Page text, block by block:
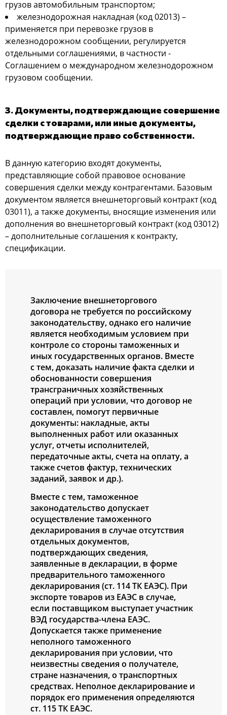
грузов автомобильным транспортом;
железнодорожная накладная (код 02013) –
применяется при перевозке грузов в
железнодорожном сообщении, регулируется
отдельными соглашениями, в частности -
Соглашением о международном железнодорожном
грузовом сообщении.
3. Документы, подтверждающие совершение
сделки с товарами, или иные документы,
подтверждающие право собственности.
В данную категорию входят документы,
представляющие собой правовое основание
совершения сделки между контрагентами. Базовым
документом является внешнеторговый контракт (код
03011), а также документы, вносящие изменения или
дополнения во внешнеторговый контракт (код 03012)
– дополнительные соглашения к контракту,
спецификации.
Заключение внешнеторгового
договора не требуется по российскому
законодательству, однако его наличие
является необходимым условием при
контроле со стороны таможенных и
иных государственных органов. Вместе
с тем, доказать наличие факта сделки и
обоснованности совершения
трансграничных хозяйственных
операций при условии, что договор не
составлен, помогут первичные
документы: накладные, акты
выполненных работ или оказанных
услуг, отчеты исполнителей,
передаточные акты, счета на оплату, а
также счетов фактур, технических
заданий, заявок и др.).
Вместе с тем, таможенное
законодательство допускает
осуществление таможенного
декларирования в случае отсутствия
отдельных документов,
подтверждающих сведения,
заявленные в декларации, в форме
предварительного таможенного
декларирования (ст. 114 ТК ЕАЭС). При
экспорте товаров из ЕАЭС в случае,
если поставщиком выступает участник
ВЭД государства-члена ЕАЭС.
Допускается также применение
неполного таможенного
декларирования при условии, что
неизвестны сведения о получателе,
стране назначения, о транспортных
средствах. Неполное декларирование и
порядок его применения определяются
ст. 115 ТК ЕАЭС.